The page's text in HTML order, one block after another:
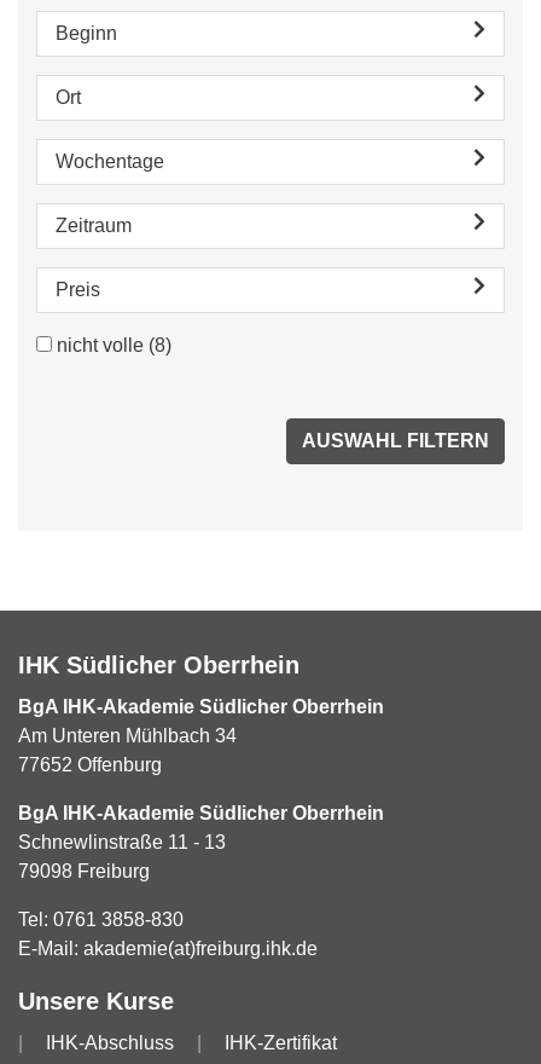
Beginn
Ort
Wochentage
Zeitraum
Preis
nicht volle (8)
IHK Südlicher Oberrhein
BgA IHK-Akademie Südlicher Oberrhein
Am Unteren Mühlbach 34
77652 Offenburg
BgA IHK-Akademie Südlicher Oberrhein
Schnewlinstraße 11 - 13
79098 Freiburg
Tel: 0761 3858-830
E-Mail: akademie(at)freiburg.ihk.de
Unsere Kurse
IHK-Abschluss
IHK-Zertifikat